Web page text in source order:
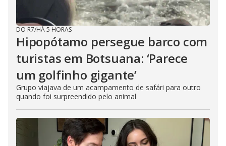
DO R7/HÁ 5 HORAS
Hipopótamo persegue barco com
turistas em Botsuana: ‘Parece
um golfinho gigante’
Grupo viajava de um acampamento de safári para outro
quando foi surpreendido pelo animal